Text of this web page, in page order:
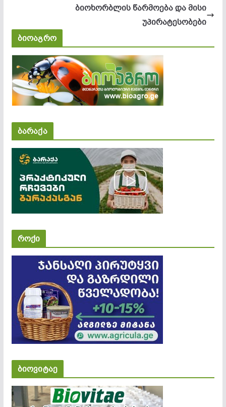
ბიოხორბლის წარმოება და მისი
უპირატესობები
ბიოაგრო
ბარაქა
როქი
ბიოვიტაე